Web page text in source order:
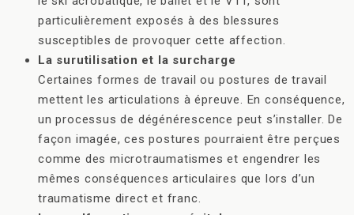
particulièrement exposés à des blessures
susceptibles de provoquer cette affection.
La surutilisation et la surcharge
Certaines formes de travail ou postures de travail
mettent les articulations à épreuve. En conséquence,
un processus de dégénérescence peut s’installer. De
façon imagée, ces postures pourraient être perçues
comme des microtraumatismes et engendrer les
mêmes conséquences articulaires que lors d’un
traumatisme direct et franc.